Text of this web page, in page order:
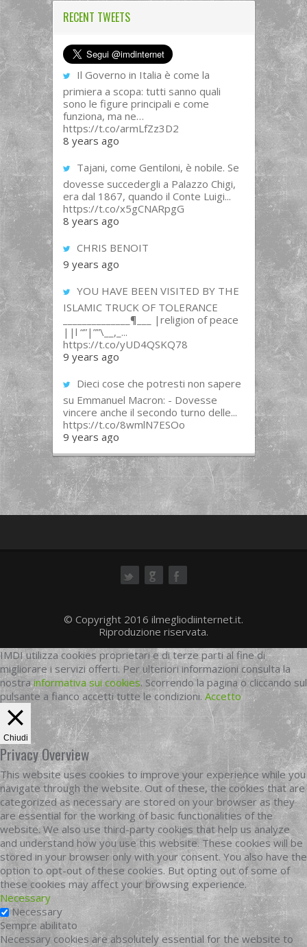
RECENT TWEETS
Il Governo in Italia è come la
primiera a scopa: tutti sanno quali
sono le figure principali e come
funziona, ma ne…
https://t.co/armLfZz3D2
8 years ago
Tajani, come Gentiloni, è nobile. Se
dovesse succedergli a Palazzo Chigi,
era dal 1867, quando il Conte Luigi...
https://t.co/x5gCNARpgG
8 years ago
CHRIS BENOIT
9 years ago
YOU HAVE BEEN VISITED BY THE
ISLAMIC TRUCK OF TOLERANCE
______________¶___ |religion of peace
||l “”|””\__,_...
https://t.co/yUD4QSKQ78
9 years ago
Dieci cose che potresti non sapere
su Emmanuel Macron: - Dovesse
vincere anche il secondo turno delle...
https://t.co/8wmlN7ESOo
9 years ago
© Copyright 2016 ilmegliodiinternet.it.
Riproduzione riservata.
IMDI utilizza cookies proprietari e di terze parti al fine di
migliorare i servizi offerti. Per ulteriori informazioni consulta la
nostrainformativa sui cookies. Scorrendo la pagina o cliccando sul
pulsante a fianco accetti tutte le condizioni. Accetto
Chiudi
Privacy Overview
This website uses cookies to improve your experience while you
navigate through the website. Out of these, the cookies that are
categorized as necessary are stored on your browser as they
are essential for the working of basic functionalities of the
website. We also use third-party cookies that help us analyze
and understand how you use this website. These cookies will be
stored in your browser only with your consent. You also have the
option to opt-out of these cookies. But opting out of some of
these cookies may affect your browsing experience.
Necessary
Necessary
Sempre abilitato
Necessary cookies are absolutely essential for the website to